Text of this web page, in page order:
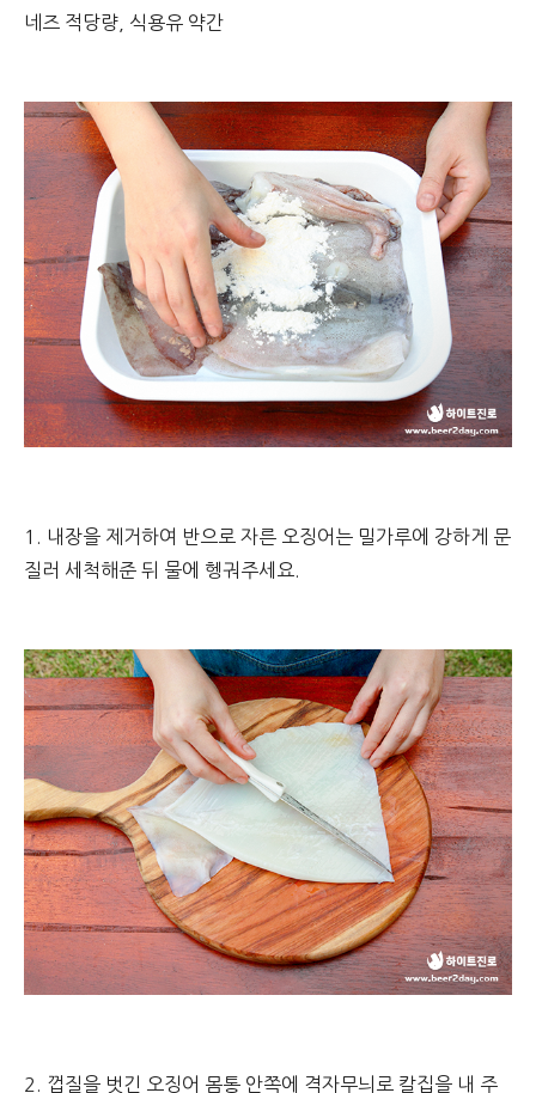
네즈 적당량, 식용유 약간
1. 내장을 제거하여 반으로 자른 오징어는 밀가루에 강하게 문
질러 세척해준 뒤 물에 헹궈주세요.
2. 껍질을 벗긴 오징어 몸통 안쪽에 격자무늬로 칼집을 내 주